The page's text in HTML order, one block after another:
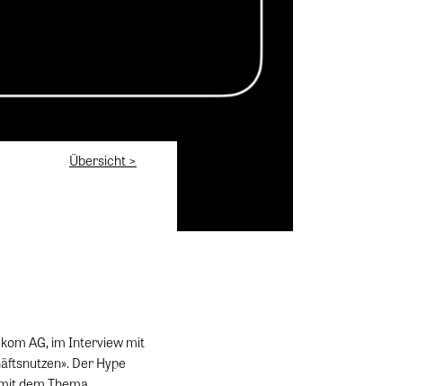
Übersicht >
AG, im Interview mit
Der Hype